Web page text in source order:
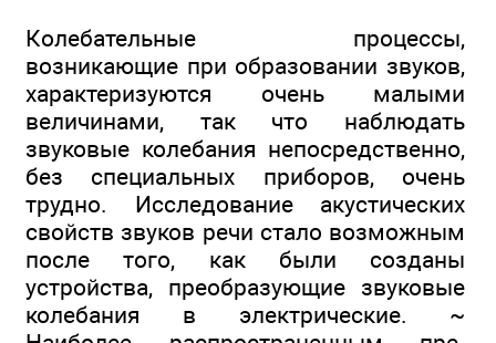
Колебательные процессы,
возникающие при образо­вании звуков,
характеризуются очень малыми
величи­нами, так что наблюдать
звуковые колебания непосред­ственно,
без специальных приборов, очень
трудно. Ис­следование акустических
свойств звуков речи стало возможным
после того, как были созданы
устройства, преобразующие звуковые
колебания в электрические. ~